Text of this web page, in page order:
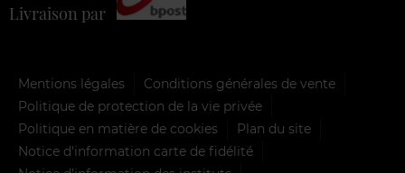
Livraison par
Mentions légales
Conditions générales de vente
Politique de protection de la vie privée
Politique en matière de cookies
Plan du site
Notice d'information carte de fidélité